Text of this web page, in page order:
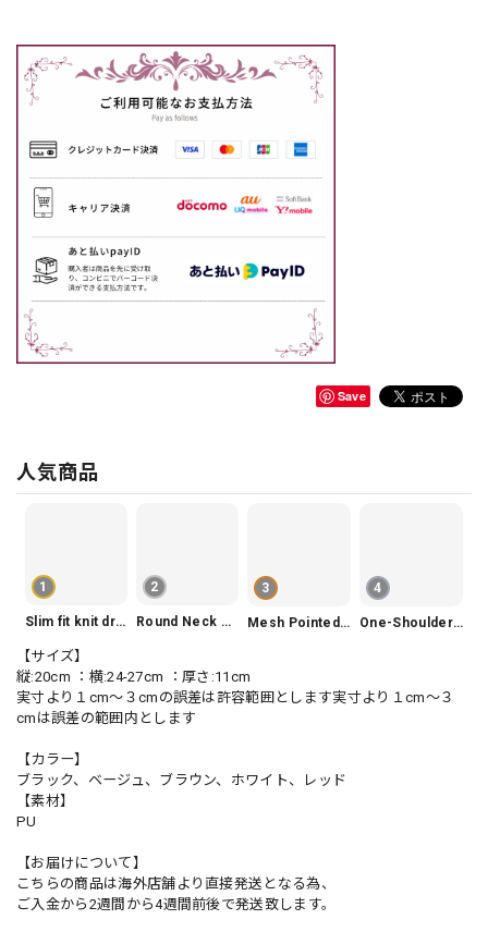
Save
人気商品
1
Slim fit knit dress(3color) V1330
2
Round Neck Tiered Sleeveless Dress V2290
3
Mesh Pointed Toe Pumps V165
4
One-Shoulder Slim-Fit Flattering Mermaid Skirt Dress V2295
【サイズ】
縦:20cm ：横:24-27cm ：厚さ:11cm
実寸より１cm〜３cmの誤差は許容範囲とします実寸より１cm〜３
cmは誤差の範囲内とします
【カラー】
ブラック、ベージュ、ブラウン、ホワイト、レッド
【素材】
PU
【お届けについて】
こちらの商品は海外店舗より直接発送となる為、
ご入金から2週間から4週間前後で発送致します。